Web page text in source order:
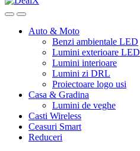
Auto & Moto
Benzi ambientale LED
Lumini exterioare LED
Lumini interioare
Lumini zi DRL
Proiectoare logo usi
Casa & Gradina
Lumini de veghe
Casti Wireless
Ceasuri Smart
Reduceri